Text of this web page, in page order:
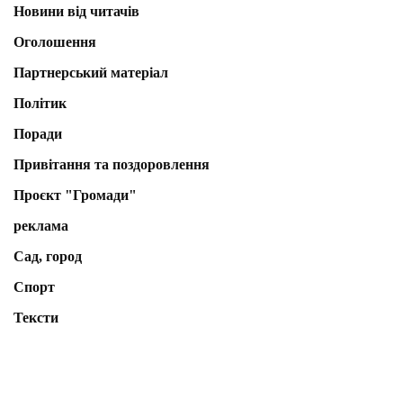
Новини від читачів
Оголошення
Партнерський матеріал
Політик
Поради
Привітання та поздоровлення
Проєкт "Громади"
реклама
Сад, город
Спорт
Тексти